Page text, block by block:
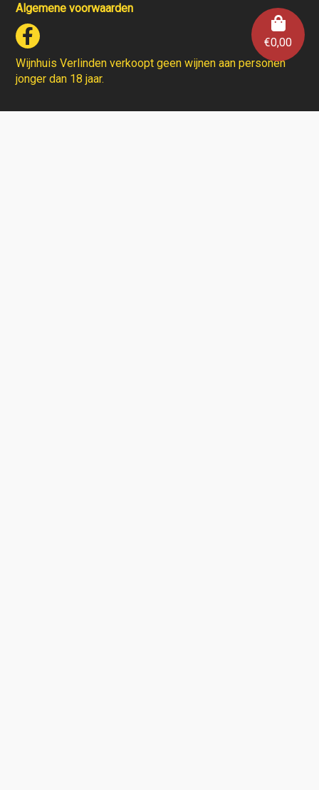
€0,00
Algemene voorwaarden
Wijnhuis Verlinden verkoopt geen wijnen aan personen
jonger dan 18 jaar.